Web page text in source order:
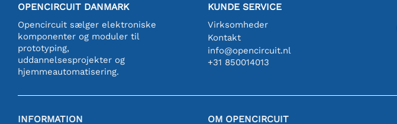
OPENCIRCUIT DANMARK
Opencircuit sælger elektroniske
komponenter og moduler til
prototyping,
uddannelsesprojekter og
hjemmeautomatisering.
KUNDE SERVICE
Virksomheder
Kontakt
info@opencircuit.nl
+31 850014013
INFORMATION OM OPENCIRCUIT